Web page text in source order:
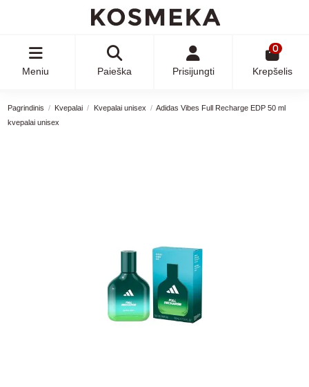
Meniu Paieška Prisijungti
0
Krepšelis
Pagrindinis Kvepalai Kvepalai unisex
Adidas Vibes Full Recharge EDP 50 ml
kvepalai unisex